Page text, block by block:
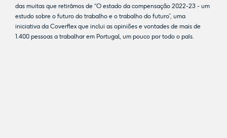
das muitas que retirámos de “O estado da compensação 2022-23 - um
estudo sobre o futuro do trabalho e o trabalho do futuro”, uma
iniciativa da Coverflex que inclui as opiniões e vontades de mais de
1.400 pessoas a trabalhar em Portugal, um pouco por todo o país.